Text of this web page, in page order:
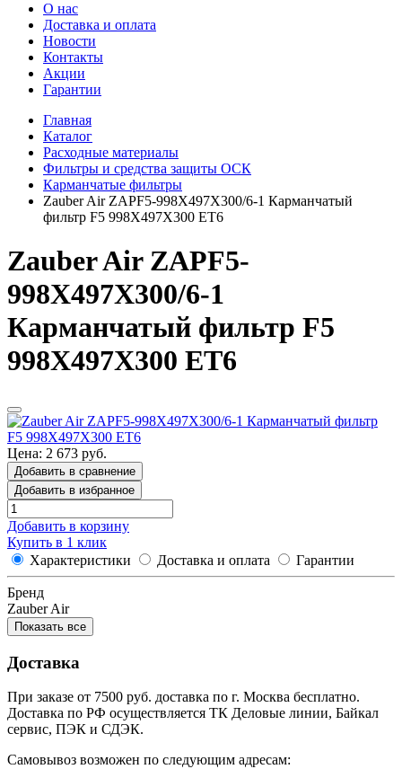
О нас
Доставка и оплата
Новости
Контакты
Акции
Гарантии
Главная
Каталог
Расходные материалы
Фильтры и средства защиты ОСК
Карманчатые фильтры
Zauber Air ZAPF5-998X497X300/6-1 Карманчатый
фильтр F5 998Х497Х300 ET6
Zauber Air ZAPF5-
998X497X300/6-1
Карманчатый фильтр F5
998Х497Х300 ET6
Цена: 2 673 руб.
Добавить в сравнение
Добавить в избранное
Добавить в корзину
Купить в 1 клик
Характеристики
Доставка и оплата Гарантии
Бренд
Zauber Air
Показать все
Доставка
При заказе от 7500 руб. доставка по г. Москва бесплатно.
Доставка по РФ осуществляется ТК Деловые линии, Байкал
сервис, ПЭК и СДЭК.
Самовывоз возможен по следующим адресам: